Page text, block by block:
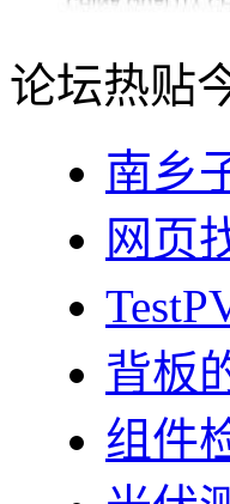
论坛热贴
南乡
网页
背板
组件